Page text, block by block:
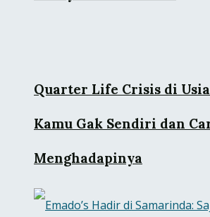
Quarter Life Crisis di
Kamu Gak Sendiri dan
Menghadapinya